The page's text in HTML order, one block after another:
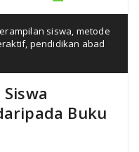
siswa, metode
, pendidikan abad
Buku